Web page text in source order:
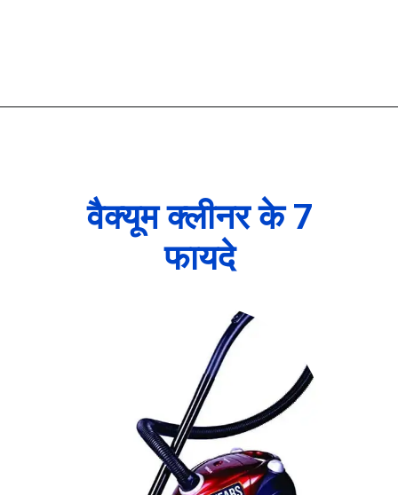
वैक्यूम क्लीनर के 7
फायदे